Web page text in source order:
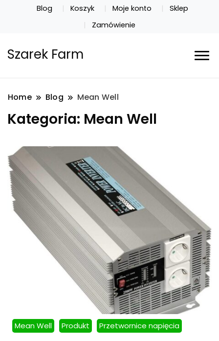
Blog Koszyk Moje konto
Sklep
Zamówienie
Szarek Farm
Home Blog Mean Well
Kategoria: Mean Well
Mean Well Produkt Przetwornice napięcia